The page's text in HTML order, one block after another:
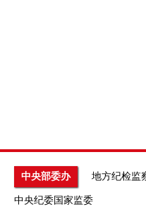
中央部委办 地方纪检监
中央纪委国家监委